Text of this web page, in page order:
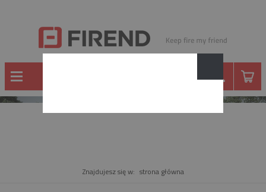
Znajdujesz się w: strona główna